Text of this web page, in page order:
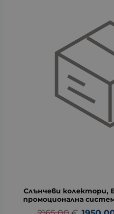
Слънчеви колектори,
промоционална